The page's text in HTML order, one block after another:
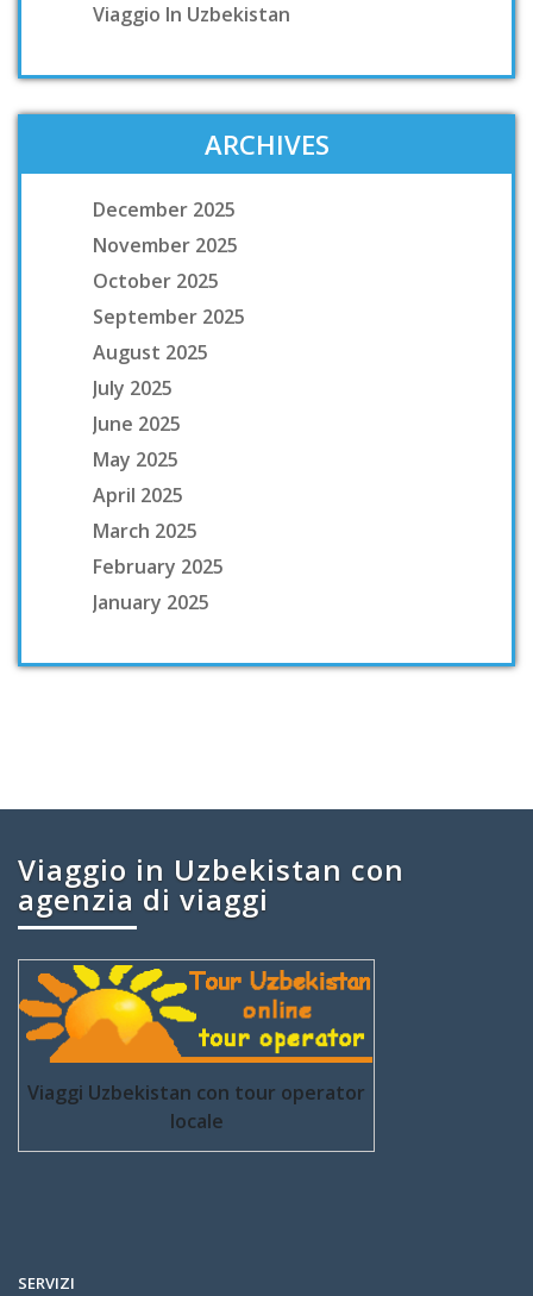
Viaggio In Uzbekistan
ARCHIVES
December 2025
November 2025
October 2025
September 2025
August 2025
July 2025
June 2025
May 2025
April 2025
March 2025
February 2025
January 2025
Viaggio in Uzbekistan con
agenzia di viaggi
Viaggi Uzbekistan con tour operator
locale
SERVIZI